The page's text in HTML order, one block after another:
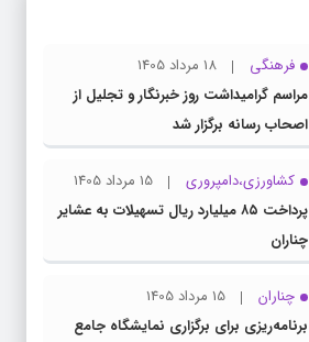
فرهنگی
18 مرداد 1405
مراسم گرامیداشت روز خبرنگار و تجلیل از
اصحاب رسانه برگزار شد
کشاورزی،دامپروری
15 مرداد 1405
پرداخت ۸۵ میلیارد ریال تسهیلات به عشایر
چناران
چناران
15 مرداد 1405
برنامه‌ریزی برای برگزاری نمایشگاه جامع